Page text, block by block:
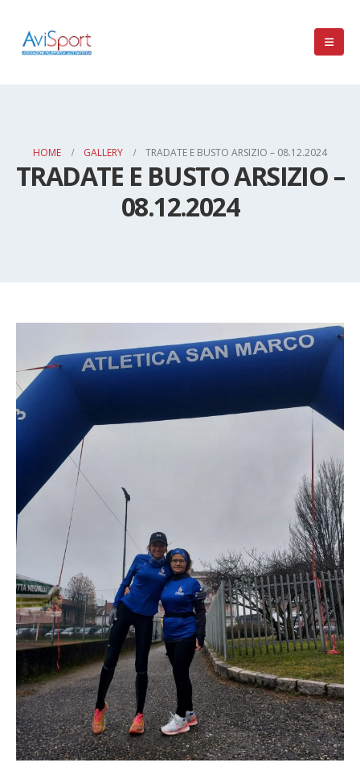
HOME GALLERY TRADATE E BUSTO ARSIZIO – 08.12.2024
TRADATE E BUSTO ARSIZIO –
08.12.2024